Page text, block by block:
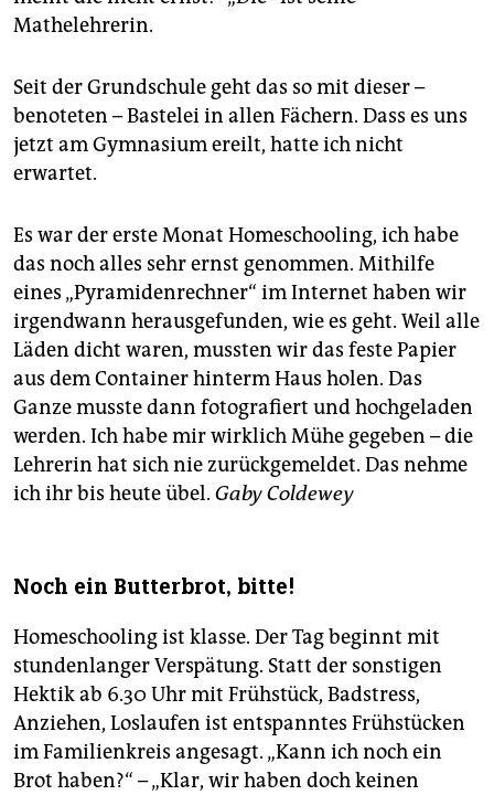
Mathelehrerin.
Seit der Grundschule geht das so mit dieser –
benoteten – Bastelei in allen Fächern. Dass es uns
jetzt am Gymnasium ereilt, hatte ich nicht
erwartet.
Es war der erste Monat Homeschooling, ich habe
das noch alles sehr ernst genommen. Mithilfe
eines „Pyramidenrechner“ im Internet haben wir
irgendwann herausgefunden, wie es geht. Weil alle
Läden dicht waren, mussten wir das feste Papier
aus dem Container hinterm Haus holen. Das
Ganze musste dann fotografiert und hochgeladen
werden. Ich habe mir wirklich Mühe gegeben – die
Lehrerin hat sich nie zurückgemeldet. Das nehme
ich ihr bis heute übel. Gaby Coldewey
Noch ein Butterbrot, bitte!
Homeschooling ist klasse. Der Tag beginnt mit
stundenlanger Verspätung. Statt der sonstigen
Hektik ab 6.30 Uhr mit Frühstück, Badstress,
Anziehen, Loslaufen ist entspanntes Frühstücken
im Familienkreis angesagt. „Kann ich noch ein
Brot haben?“ – „Klar, wir haben doch keinen